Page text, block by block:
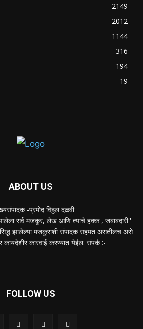
2149
2012
1144
316
194
19
ABOUT US
-प्रमोद विठ्ठल दळवी
सर्व मजकूर, लेख आणि त्याचे हक्क , जबाबदारी''
झालेल्या मजकुराशी संपादक सहमत असतीलच असे
कायदेशीर कारवाई करण्यात येईल. संपर्क :-
FOLLOW US